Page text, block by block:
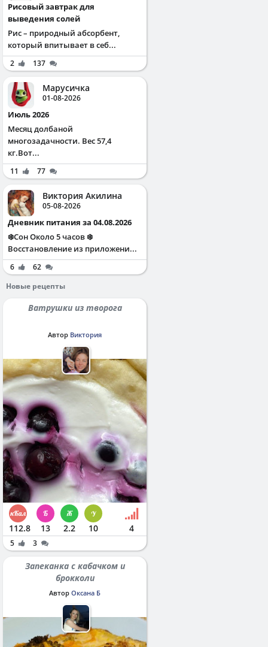
Рисовый завтрак для
выведения солей
Рис – природный абсорбент,
который впитывает в себ...
2 137
Марусичка
01-08-2026
Июль 2026
Месяц долбаной
многозадачности. Вес 57,4
кг.Вот...
11 77
Виктория Акилина
05-08-2026
Дневник питания за 04.08.2026
❄️Сон Около 5 часов ❄️
Восстановление из приложени...
6
62
Новые рецепты
Ватрушки из творога
Автор Виктория
112.8 13 2.2 10 4
5 3
Запеканка с кабачком и
брокколи
Автор Оксана Б